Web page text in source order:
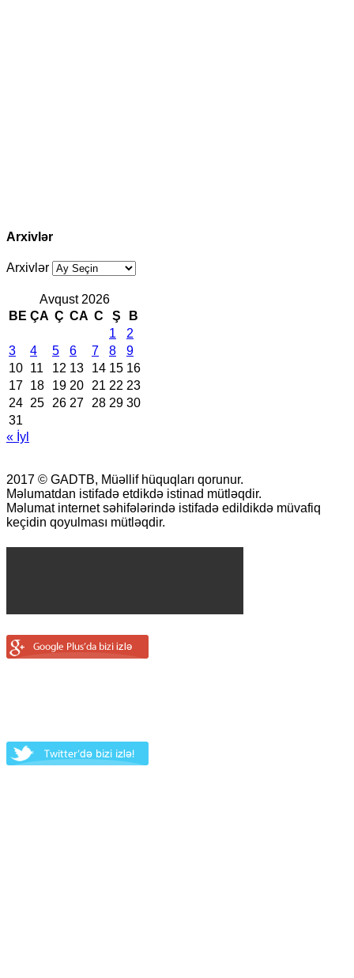
Arxivlər
Arxivlər
Avqust 2026
BE ÇA Ç CA C Ş
B
1
2
3
4 5 6 7 8
9
10 11 12 13 14 15 16
17 18 19 20 21 22 23
24 25 26 27 28 29 30
31
« İyl
2017 © GADTB, Müəllif hüquqları qorunur.
Məlumatdan istifadə etdikdə istinad mütləqdir.
Məlumat internet səhifələrində istifadə edildikdə müvafiq
keçidin qoyulması mütləqdir.